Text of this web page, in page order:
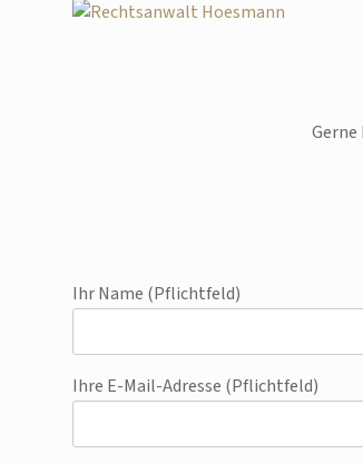
Ihr Name (Pflichtfeld)
Ihre E-Mail-Adresse (Pflichtfeld)